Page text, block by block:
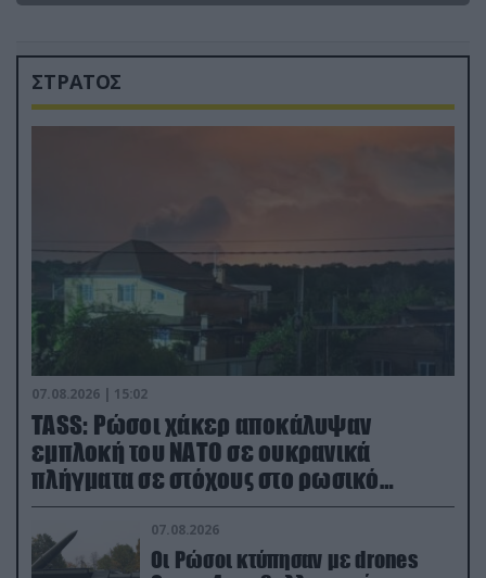
ΣΤΡΑΤΟΣ
07.08.2026 | 15:02
TASS: Ρώσοι χάκερ αποκάλυψαν
εμπλοκή του ΝΑΤΟ σε ουκρανικά
πλήγματα σε στόχους στο ρωσικό
έδαφος!
07.08.2026
Οι Ρώσοι κτύπησαν με drones